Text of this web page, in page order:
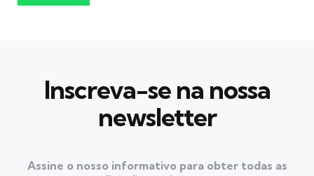
Inscreva-se na nossa
newsletter
Assine o nosso informativo para obter todas as